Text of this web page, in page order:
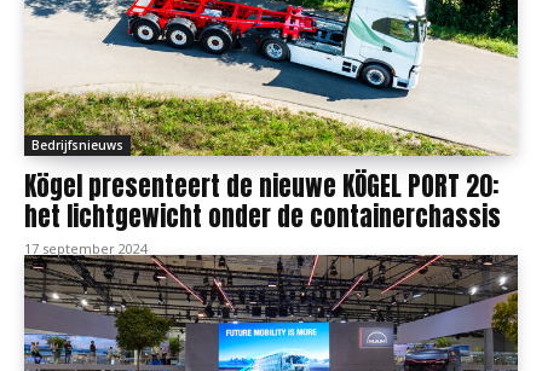
Bedrijfsnieuws
Kögel presenteert de nieuwe KÖGEL PORT 20:
het lichtgewicht onder de containerchassis
17 september 2024